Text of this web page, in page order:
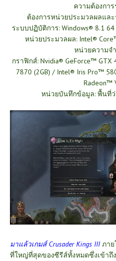
ความต้องกา
ต้องการหน่วยประมวลผลแล
ระบบปฏิบัติการ: Windows® 8.1
หน่วยประมวลผล: Intel®
หน่วยความจ
กราฟิกส์: Nvidia® GeForce™ GTX
7870 (2GB) / Intel® Iris Pro™
Radeon™
หน่วยบันทึกข้อมูล: พื้นที่ว่
มาแล้วเกมส์ Crusader Kings III ภาย
ที่ใหญ่ที่สุดของซีรีส์ทั้งหมดซึ่งเข้าถึ